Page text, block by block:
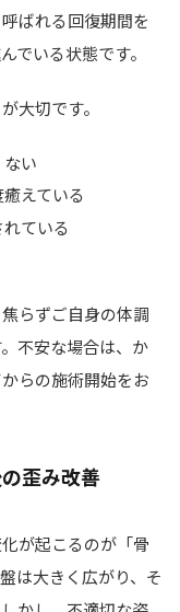
ばれる回復期間を
でいる状態です。
大切です。
い
えている
ている
らずご自身の体調
不安な場合は、か
らの施術開始をお
歪み改善
が起こるのが「骨
は大きく広がり、そ